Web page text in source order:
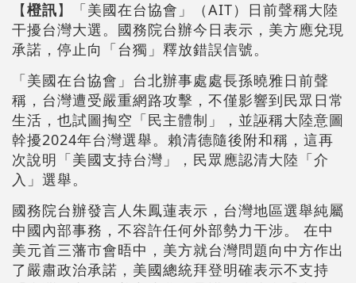
【橙訊】「美國在台協會」（AIT）日前聲稱大陸
干擾台灣大選。國務院台辦今日表示，美方應兌現
承諾，停止向「台獨」釋放錯誤信號。
「美國在台協會」台北辦事處處長孫曉雅日前聲
稱，台灣遭受嚴重網路攻擊，不僅影響到民眾日常
生活，也試圖掏空「民主體制」，並誣稱大陸意圖
幹擾2024年台灣選舉。賴清德隨後附和稱，這再
次說明「美國支持台灣」，民眾應認清大陸「介
入」選舉。
國務院台辦發言人朱鳳蓮表示，台灣地區選舉純屬
中國內部事務，不容許任何外部勢力干涉。 在中
美元首三藩市會晤中，美方就台灣問題向中方作出
了嚴肅政治承諾，美國總統拜登明確表示不支持